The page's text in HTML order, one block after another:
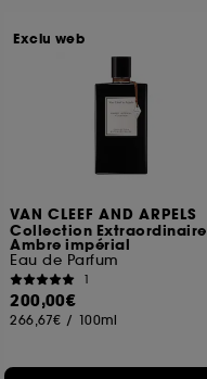
VAN CLEEF AND ARPELS
Collection Extraordinaire
Ambre impérial
Eau de Parfum
1
200,00€
266,67€ / 100ml
Exclu web